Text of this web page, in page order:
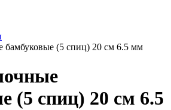
(5 спиц) 20 см 6.5 мм
(5 спиц) 20 см 6.5